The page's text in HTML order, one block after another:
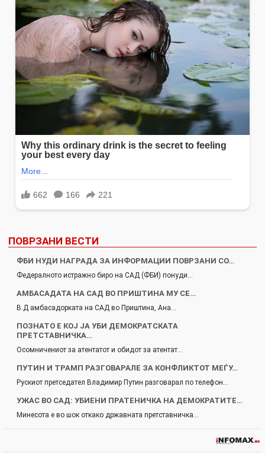
ПОВРЗАНИ ВЕСТИ
ФБИ НУДИ НАГРАДА ЗА ИНФОРМАЦИИ ПОВРЗАНИ СО…
Федералното истражно биро на САД (ФБИ) понуди…
АМБАСАДАТА НА САД ВО ПРИШТИНА МУ СЕ…
В.Д амбасадорката на САД во Приштина, Ана…
ПОЗНАТО Е КОЈ ЈА УБИ ДЕМОКРАТСКАТА
ПРЕТСТАВНИЧКА…
Осомничениот за атентатот и обидот за атентат…
ПУТИН И ТРАМП РАЗГОВАРАЛЕ ЗА КОНФЛИКТОТ МЕЃУ…
Рускиот претседател Владимир Путин разговарал по телефон…
УЖАС ВО САД: УБИЕНИ ПРАТЕНИЧКА НА ДЕМОКРАТИТЕ…
Минесота е во шок откако државната претставничка…